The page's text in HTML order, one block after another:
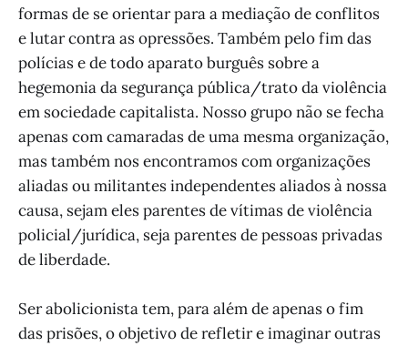
formas de se orientar para a mediação de conflitos
e lutar contra as opressões. Também pelo fim das
polícias e de todo aparato burguês sobre a
hegemonia da segurança pública/trato da violência
em sociedade capitalista. Nosso grupo não se fecha
apenas com camaradas de uma mesma organização,
mas também nos encontramos com organizações
aliadas ou militantes independentes aliados à nossa
causa, sejam eles parentes de vítimas de violência
policial/jurídica, seja parentes de pessoas privadas
de liberdade.
Ser abolicionista tem, para além de apenas o fim
das prisões, o objetivo de refletir e imaginar outras